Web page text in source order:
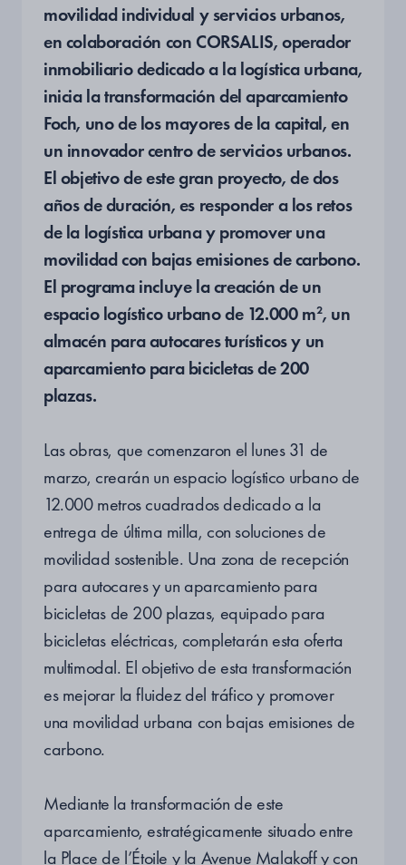
movilidad individual y servicios urbanos,
en colaboración con CORSALIS, operador
inmobiliario dedicado a la logística urbana,
inicia la transformación del aparcamiento
Foch, uno de los mayores de la capital, en
un innovador centro de servicios urbanos.
El objetivo de este gran proyecto, de dos
años de duración, es responder a los retos
de la logística urbana y promover una
movilidad con bajas emisiones de carbono.
El programa incluye la creación de un
espacio logístico urbano de 12.000 m², un
almacén para autocares turísticos y un
aparcamiento para bicicletas de 200
plazas.
Las obras, que comenzaron el lunes 31 de
marzo, crearán un espacio logístico urbano de
12.000 metros cuadrados dedicado a la
entrega de última milla, con soluciones de
movilidad sostenible. Una zona de recepción
para autocares y un aparcamiento para
bicicletas de 200 plazas, equipado para
bicicletas eléctricas, completarán esta oferta
multimodal. El objetivo de esta transformación
es mejorar la fluidez del tráfico y promover
una movilidad urbana con bajas emisiones de
carbono.
Mediante la transformación de este
aparcamiento, estratégicamente situado entre
la Place de l’Étoile y la Avenue Malakoff y con